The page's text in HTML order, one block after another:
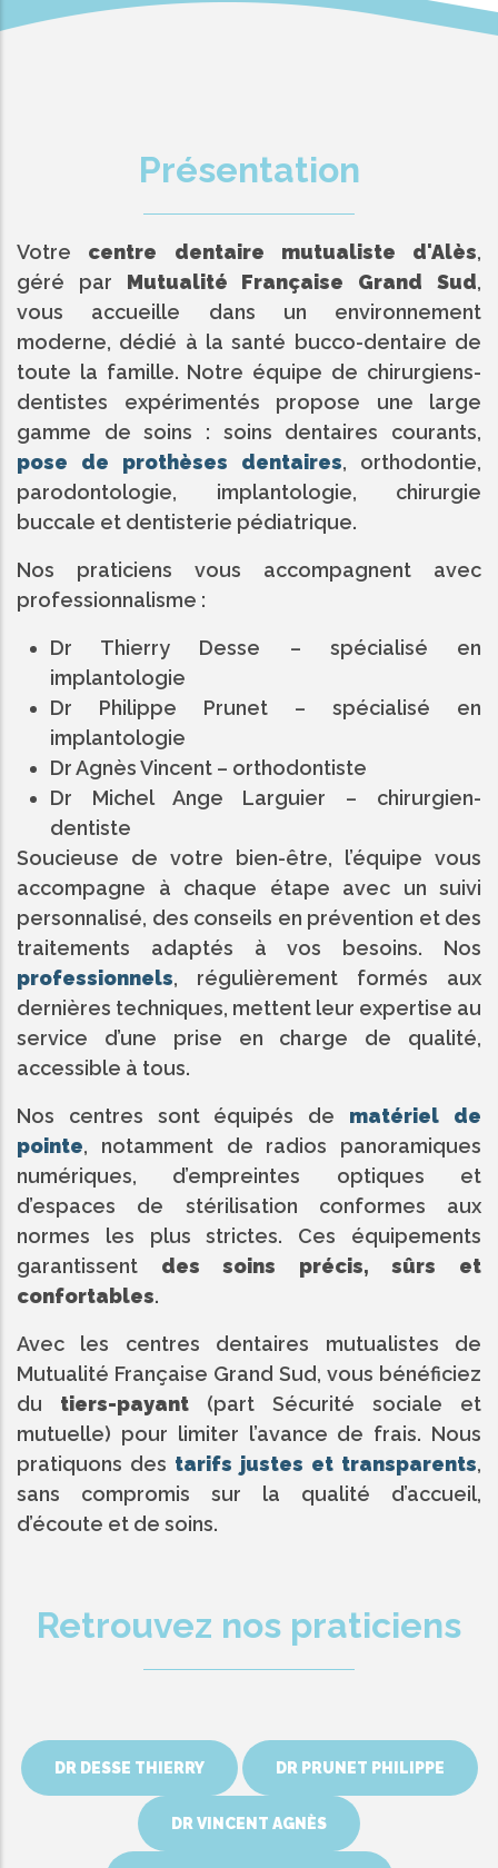
Présentation
Votre centre dentaire mutualiste d'Alès,
géré par Mutualité Française Grand Sud,
vous accueille dans un environnement
moderne, dédié à la santé bucco-dentaire de
toute la famille. Notre équipe de chirurgiens-
dentistes expérimentés propose une large
gamme de soins : soins dentaires courants,
pose de prothèses dentaires, orthodontie,
parodontologie, implantologie, chirurgie
buccale et dentisterie pédiatrique.
Nos praticiens vous accompagnent avec
professionnalisme :
Dr Thierry Desse – spécialisé en
implantologie
Dr Philippe Prunet – spécialisé en
implantologie
Dr Agnès Vincent – orthodontiste
Dr Michel Ange Larguier – chirurgien-
dentiste
Soucieuse de votre bien-être, l’équipe vous
accompagne à chaque étape avec un suivi
personnalisé, des conseils en prévention et des
traitements adaptés à vos besoins. Nos
professionnels, régulièrement formés aux
dernières techniques, mettent leur expertise au
service d’une prise en charge de qualité,
accessible à tous.
Nos centres sont équipés de matériel de
pointe, notamment de radios panoramiques
numériques, d’empreintes optiques et
d’espaces de stérilisation conformes aux
normes les plus strictes. Ces équipements
garantissent des soins précis, sûrs et
confortables.
Avec les centres dentaires mutualistes de
Mutualité Française Grand Sud, vous bénéficiez
du tiers-payant (part Sécurité sociale et
mutuelle) pour limiter l’avance de frais. Nous
pratiquons des tarifs justes et transparents,
sans compromis sur la qualité d’accueil,
d’écoute et de soins.
Retrouvez nos praticiens
DR DESSE THIERRY DR PRUNET PHILIPPE
DR VINCENT AGNÈS